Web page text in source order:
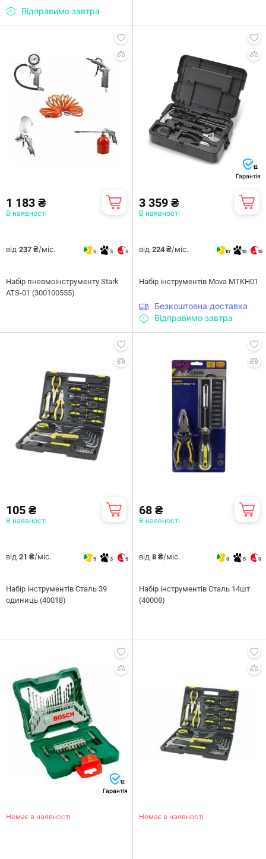
Відправимо завтра
1 183 ₴
В наявності
від 237 ₴/міс. 5 3 5
Набір пневмоінструменту Stark
ATS-01 (300100555)
12
Гарантія
3 359 ₴
В наявності
від 224 ₴/міс. 10 10 15
Набір інструментів Mova MTKH01
Безкоштовна доставка
Відправимо завтра
105 ₴
В наявності
від 21 ₴/міс. 5 3 5
Набiр iнструментiв Сталь 39
одиниць (40018)
68 ₴
В наявності
від 8 ₴/міс. 9 5 9
Набір інструментів Сталь 14шт
(40008)
12
Гарантія
Немає в наявності Немає в наявності